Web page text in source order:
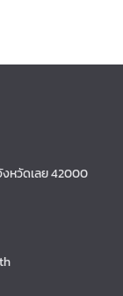
งหวัดเลย 42000